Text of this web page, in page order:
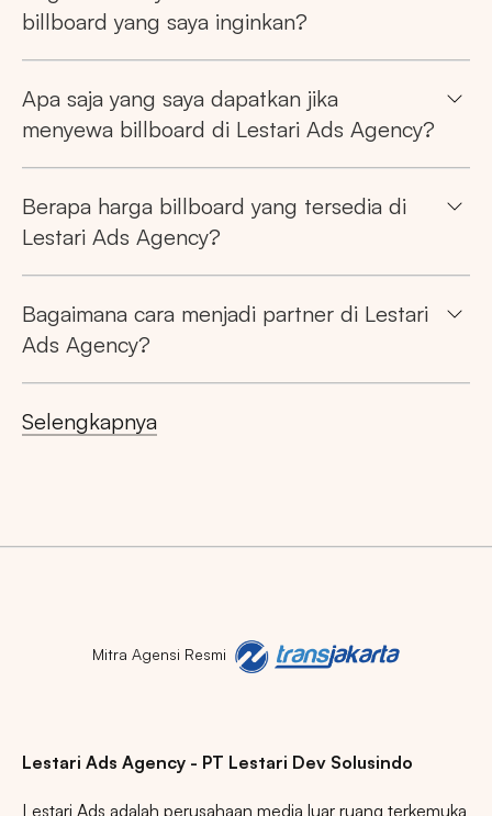
billboard yang saya inginkan?
Apa saja yang saya dapatkan jika
menyewa billboard di Lestari Ads Agency?
Berapa harga billboard yang tersedia di
Lestari Ads Agency?
Bagaimana cara menjadi partner di Lestari
Ads Agency?
Selengkapnya
Mitra Agensi Resmi
Lestari Ads Agency - PT Lestari Dev Solusindo
Lestari Ads adalah perusahaan media luar ruang terkemuka